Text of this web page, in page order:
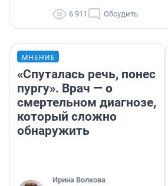
6 911 Обсудить
МНЕНИЕ
«Спуталась речь, понес
пургу». Врач — о
смертельном диагнозе,
который сложно
обнаружить
Ирина Волкова